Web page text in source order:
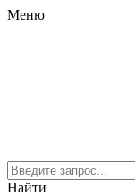
Меню
Найти